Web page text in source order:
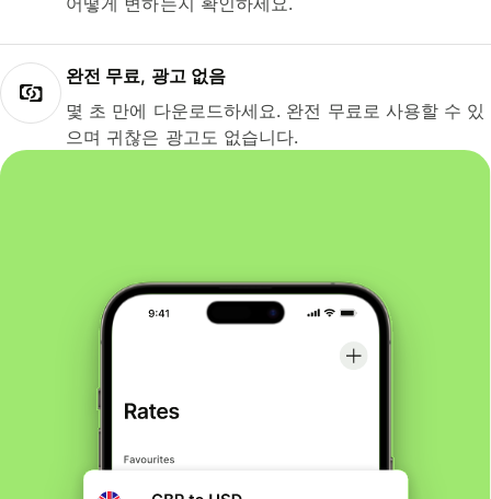
완전 무료, 광고 없음
몇 초 만에 다운로드하세요. 완전 무료로 사용할 수 있
으며 귀찮은 광고도 없습니다.